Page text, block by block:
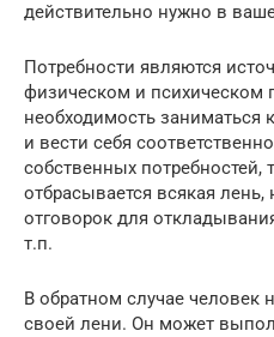
действительно нужно в
Потребности являются
физическом и психическом
необходимость заниматься
и вести себя
собственных потребностей,
отбрасывается всякая лень,
отговорок для
т.п.
В обратном случае человек
своей лени. Он может